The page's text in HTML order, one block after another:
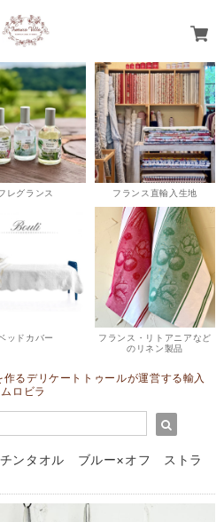
レグランス フランス直輸入生地
ッドカバー
フランス・リトアニアなど
のリネン製品
るデリケートトゥールが運営する輸入
ロビラ
ンタオル ブルー×オフ ストラ